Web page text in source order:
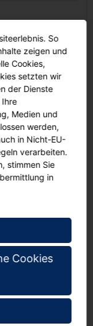
So
zeigen und
Cookies,
setzten wir
der Dienste
Medien und
werden,
in Nicht-EU-
verarbeiten.
stimmen Sie
in
Cookies